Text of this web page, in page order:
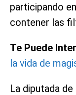
participando
contener las
Te Puede
la vida de
La diputada